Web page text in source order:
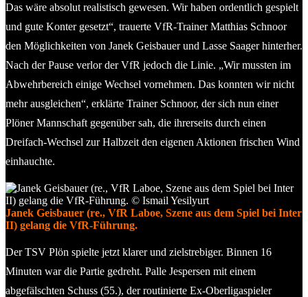
Das wäre absolut realistisch gewesen. Wir haben ordentlich gespielt
und gute Konter gesetzt“, trauerte VfR-Trainer Matthias Schnoor
den Möglichkeiten von Janek Geisbauer und Lasse Saager hinterher.
Nach der Pause verlor der VfR jedoch die Linie. „Wir mussten im
Abwehrbereich einige Wechsel vornehmen. Das konnten wir nicht
mehr ausgleichen“, erklärte Trainer Schnoor, der sich nun einer
Plöner Mannschaft gegenüber sah, die ihrerseits durch einen
Dreifach-Wechsel zur Halbzeit den eigenen Aktionen frischen Wind
einhauchte.
Janek Geisbauer (re., VfR Laboe, Szene aus dem Spiel bei Inter
II) gelang die VfR-Führung.
Der TSV Plön spielte jetzt klarer und zielstrebiger. Binnen 16
Minuten war die Partie gedreht. Palle Jespersen mit einem
abgefälschten Schuss (55.), der routinierte Ex-Oberligaspieler